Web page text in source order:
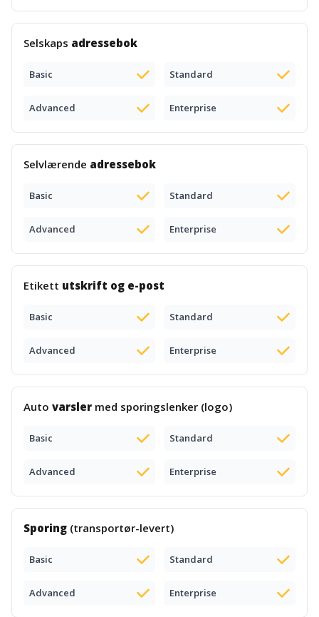
Selskaps adressebok
Basic Standard
Advanced Enterprise
Selvlærende adressebok
Basic Standard
Advanced Enterprise
Etikett utskrift og e-post
Basic Standard
Advanced Enterprise
Auto varsler med sporingslenker (logo)
Basic Standard
Advanced Enterprise
Sporing (transportør-levert)
Basic Standard
Advanced Enterprise